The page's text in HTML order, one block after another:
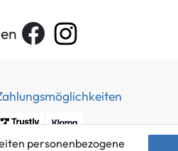
personenbezogene